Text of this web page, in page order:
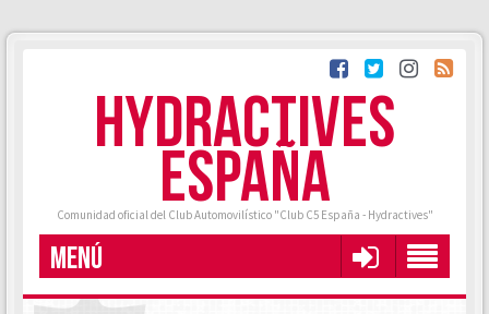
HYDRACTIVES
ESPAÑA
Comunidad oficial del Club Automovilístico "Club C5 España - Hydractives"
MENÚ